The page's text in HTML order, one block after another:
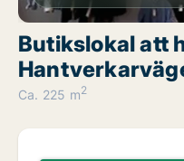
Butikslokal att
Ca. 225 m2